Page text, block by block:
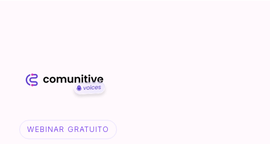
WEBINAR GRATUITO